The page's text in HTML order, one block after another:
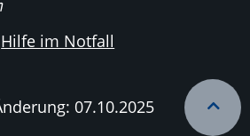
Hilfe im Notfall
07.10.2025